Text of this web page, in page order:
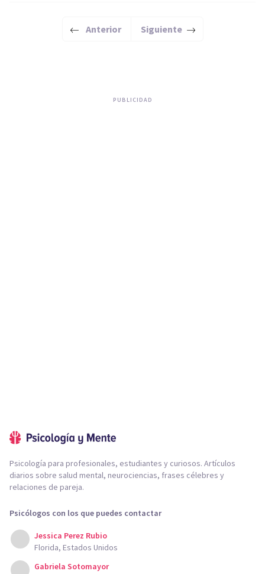
Anterior Siguiente
PUBLICIDAD
Psicología para profesionales, estudiantes y curiosos. Artículos
diarios sobre salud mental, neurociencias, frases célebres y
relaciones de pareja.
Psicólogos con los que puedes contactar
Jessica Perez Rubio
Florida, Estados Unidos
Gabriela Sotomayor